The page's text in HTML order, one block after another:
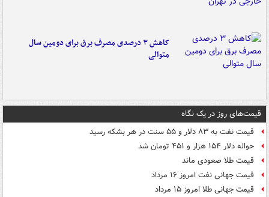
کاهش ۳ درصدی مصرف برق برای دومین سال
متوالی
قیمت‌های روز در یک نگاه
قیمت نفت به ۸۳ دلار و ۵۵ سنت در هر بشکه رسید
حواله دلار ۱۵۴ هزار و ۴۵۱ تومان شد
قیمت طلا صعودی ماند
قیمت جهانی نفت امروز ۱۶ مرداد
قیمت جهانی طلا امروز ۱۵ مرداد